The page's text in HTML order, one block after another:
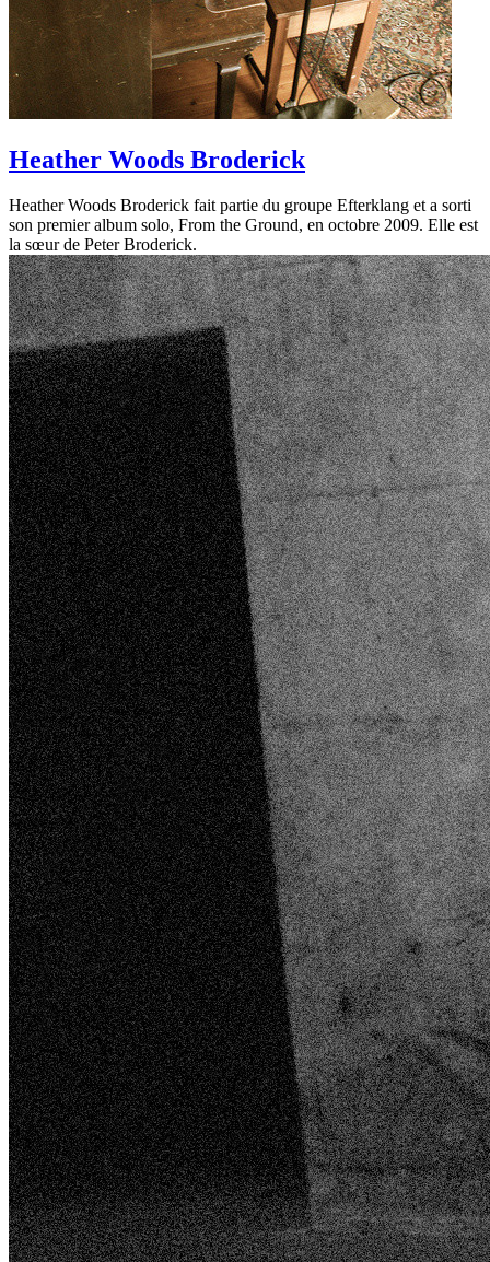
Heather Woods Broderick
Heather Woods Broderick fait partie du groupe Efterklang et a sorti
son premier album solo, From the Ground, en octobre 2009. Elle est
la sœur de Peter Broderick.